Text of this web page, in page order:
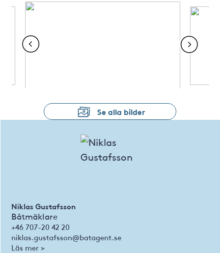
Se alla bilder
Niklas Gustafsson
Båtmäklare
+46 707-20 42 20
niklas.gustafsson@batagent.se
Läs mer >